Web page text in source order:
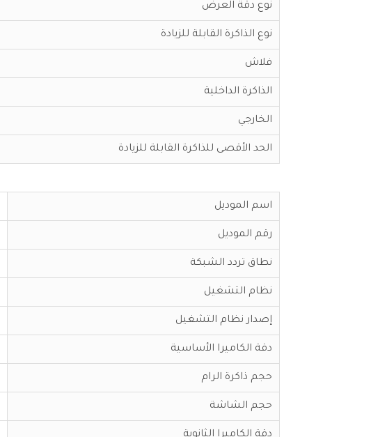
نوع دقة العرض
نوع الذاكرة القابلة للزيادة
فلاش
الذاكرة الداخلية
الخارجي
الحد الأقصى للذاكرة القابلة للزيادة
اسم الموديل
رقم الموديل
نطاق تردد الشبكة
نظام التشغيل
إصدار نظام التشغيل
دقة الكاميرا الأساسية
حجم ذاكرة الرام
حجم الشاشة